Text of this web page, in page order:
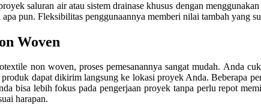
saluran air atau sistem drainase khusus dengan
pun. Fleksibilitas penggunaannya memberi nilai tambah yang
Woven
non woven, proses pemesanannya sangat mudah. Anda
dapat dikirim langsung ke lokasi proyek Anda. Beberapa
bisa lebih fokus pada pengerjaan proyek tanpa perlu repot
harapan.